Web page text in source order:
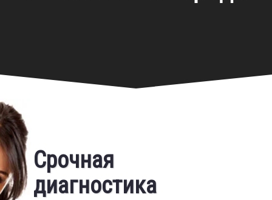
Срочная
диагностика
Бесплатный выезд
Фирменная гарантия
Предоставляем фирменную